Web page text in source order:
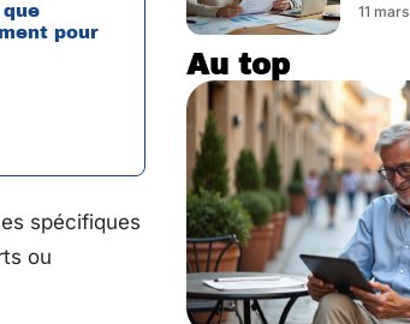
pour
spécifiques
ou
11
Au top